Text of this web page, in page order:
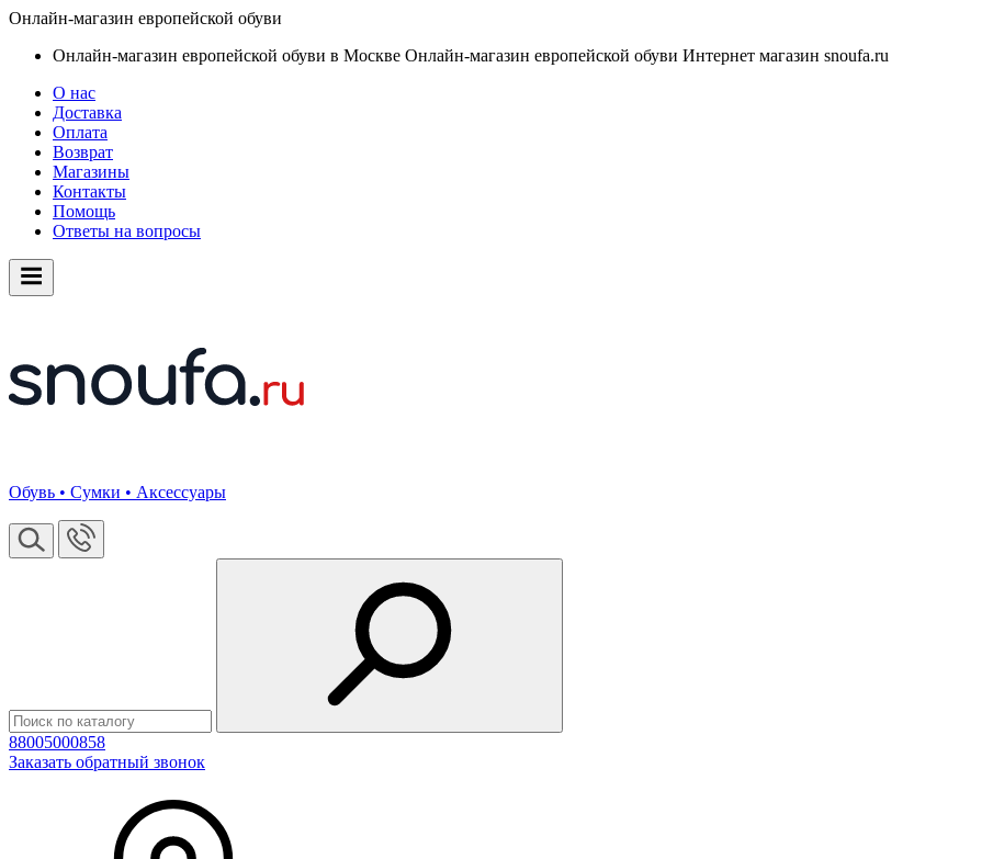
Онлайн-магазин европейской обуви
Онлайн-магазин европейской обуви в Москве Онлайн-магазин европейской обуви Интернет магазин snoufa.ru
О нас
Доставка
Оплата
Возврат
Магазины
Контакты
Помощь
Ответы на вопросы
Обувь • Сумки • Аксессуары
88005000858
Заказать обратный звонок